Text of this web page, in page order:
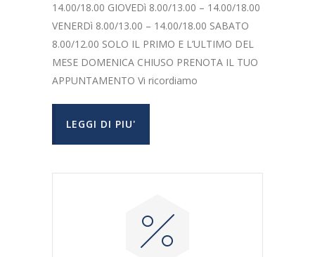
14.00/18.00 GIOVEDì 8.00/13.00 – 14.00/18.00
VENERDì 8.00/13.00 – 14.00/18.00 SABATO
8.00/12.00 SOLO IL PRIMO E L’ULTIMO DEL
MESE DOMENICA CHIUSO PRENOTA IL TUO
APPUNTAMENTO Vi ricordiamo
LEGGI DI PIU'